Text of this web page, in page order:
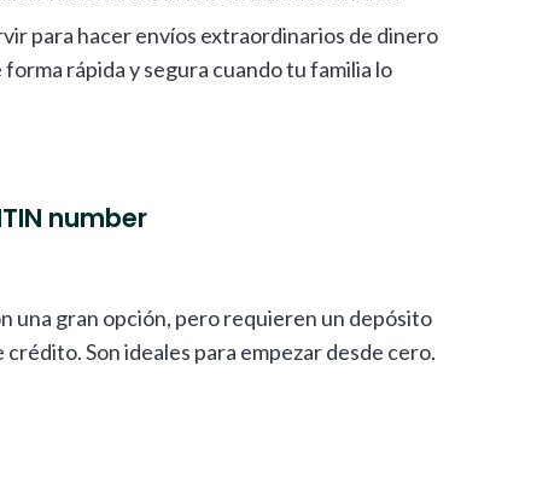
para hacer envíos extraordinarios de dinero
rápida y segura cuando tu familia lo
number
una gran opción, pero requieren un depósito
Son ideales para empezar desde cero.